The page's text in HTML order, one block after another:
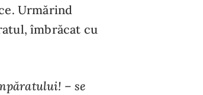
Urmărind
îmbrăcat cu
– se